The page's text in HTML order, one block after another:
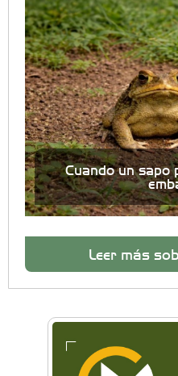
Cuando un sapo
Leer más